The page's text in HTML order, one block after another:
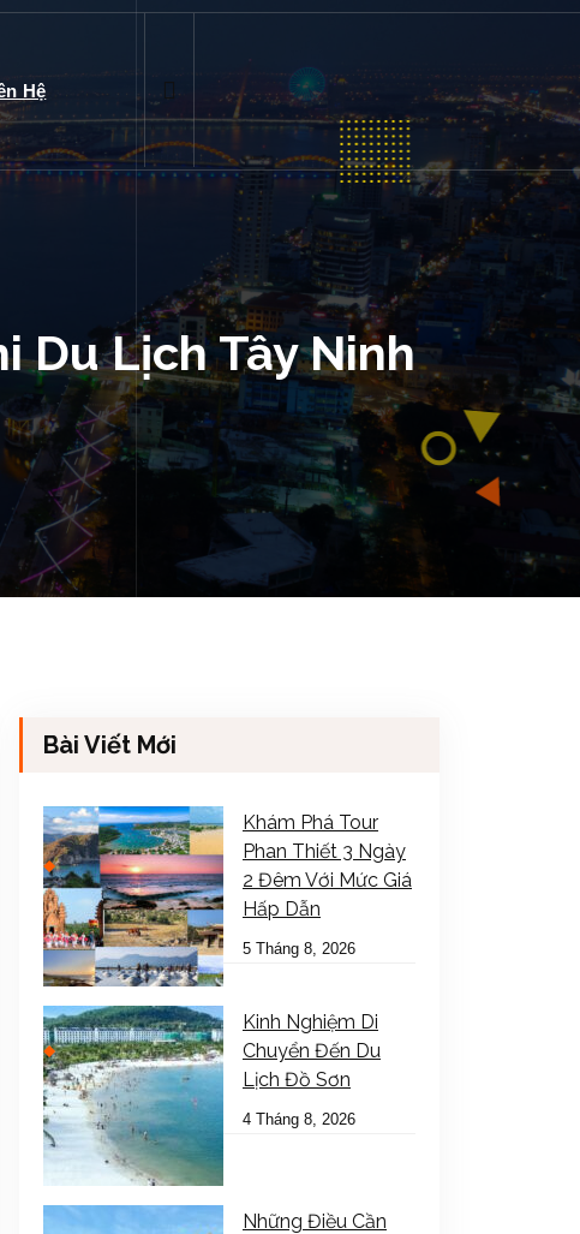
Hệ
Du Lịch Tây Ninh
Bài Viết Mới
Khám Phá Tour
Phan Thiết 3 Ngày
2 Đêm Với Mức Giá
Hấp Dẫn
5 Tháng 8, 2026
Kinh Nghiệm Di
Chuyển Đến Du
Lịch Đồ Sơn
4 Tháng 8, 2026
Những Điều Cần